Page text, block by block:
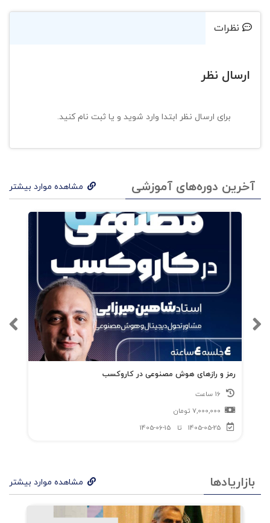
نظرات
ارسال نظر
برای ارسال نظر ابتدا وارد شوید و یا ثبت نام کنید.
آخرین دوره‌های آموزشی مشاهده موارد بیشتر
رمز و رازهای هوش مصنوعی در کاروکسب
7,000,000 تومان
1405-05-25
تا 1405-06-15
بازاریادها مشاهده موارد بیشتر